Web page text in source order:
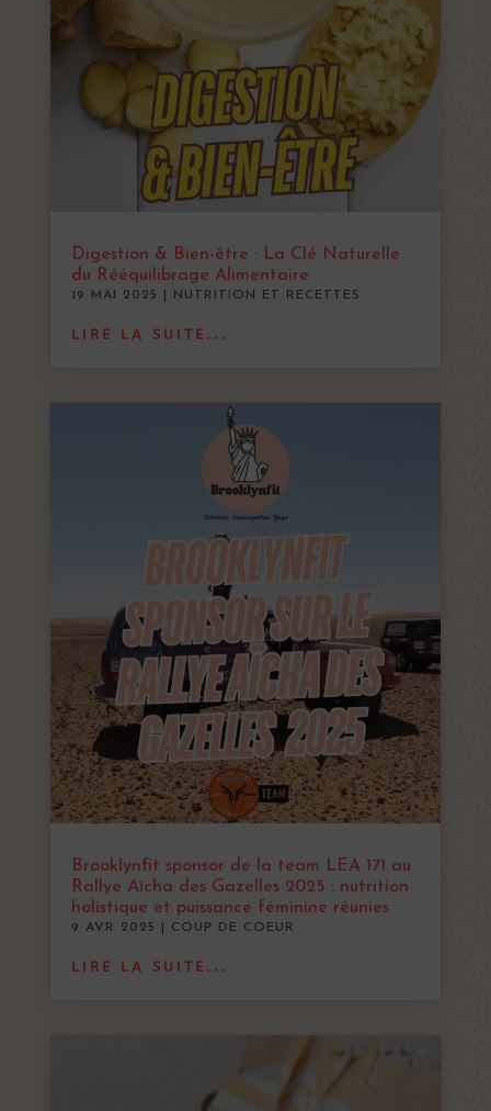
Digestion & Bien-être : La Clé Naturelle
du Rééquilibrage Alimentaire
19 MAI 2025 NUTRITION ET RECETTES
LIRE LA SUITE...
Brooklynfit sponsor de la team LEA 171 au
Rallye Aïcha des Gazelles 2025 : nutrition
holistique et puissance féminine réunies
9 AVR 2025 COUP DE COEUR
LIRE LA SUITE...